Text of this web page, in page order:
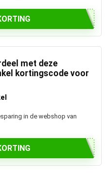
met deze
kortingscode voor
in de webshop van